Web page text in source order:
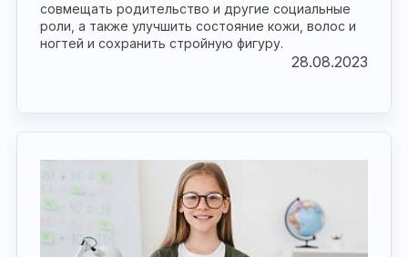
совмещать родительство и другие социальные
роли, а также улучшить состояние кожи, волос и
ногтей и сохранить стройную фигуру.
28.08.2023